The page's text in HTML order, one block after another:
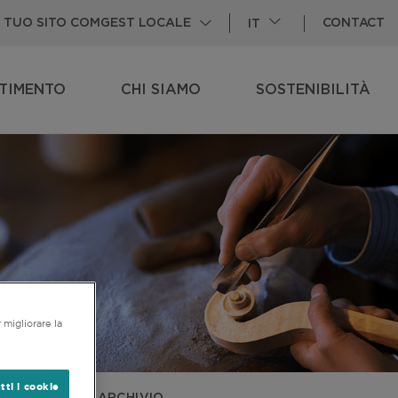
CONTACT
SITO COMGEST LOCALE IT
VIEW
CHI SIAMO
SUBPAGES VIEW
SOSTENIBILITÀ
SUBPAGES
migliorare la
i cookie